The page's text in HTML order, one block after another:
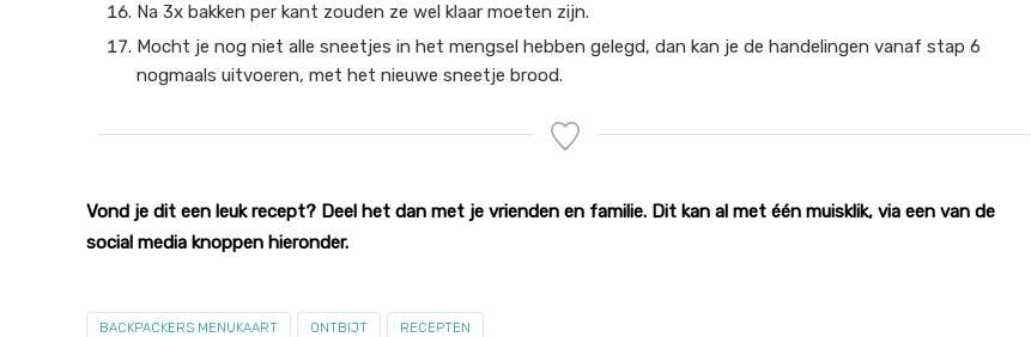
Na 3x bakken per kant zouden ze wel klaar moeten zijn.
Mocht je nog niet alle sneetjes in het mengsel hebben gelegd, dan kan je de handelingen vanaf stap 6
nogmaals uitvoeren, met het nieuwe sneetje brood.
Vond je dit een leuk recept? Deel het dan met je vrienden en familie. Dit kan al met één muisklik, via een van de
social media knoppen hieronder.
BACKPACKERS MENUKAART ONTBIJT RECEPTEN